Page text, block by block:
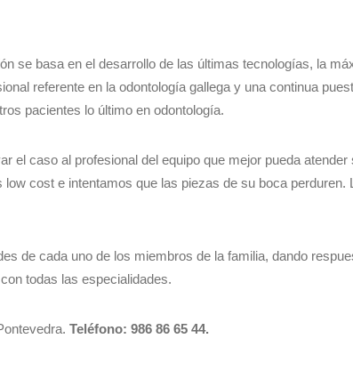
se basa en el desarrollo de las últimas tecnologías, la
referente en la odontología gallega y una continua
pacientes lo último en odontología.
el caso al profesional del equipo que mejor pueda atender
cost e intentamos que las piezas de su boca perduren.
de cada uno de los miembros de la familia, dando
con todas las especialidades.
Teléfono: 986 86 65 44.